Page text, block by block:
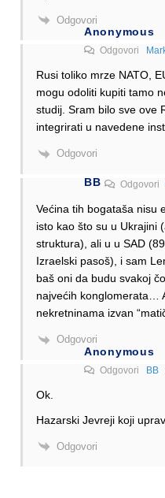
Odgovori
Anonymous
Odgovori
Rusi toliko mrze NATO,
mogu odoliti kupiti tamo
studij. Sram bilo sve ove
integrirati u navedene
Odgovori
BB
Većina tih bogataša nisu
isto kao što su u Ukrajini
struktura), ali u u SAD
Izraelski pasoš), i sam
baš oni da budu svakoj
najvećih konglomerata…
nekretninama izvan
Odgovori
Anonymous
Odgovori BB
Ok.
Hazarski Jevreji koji
Odgovori